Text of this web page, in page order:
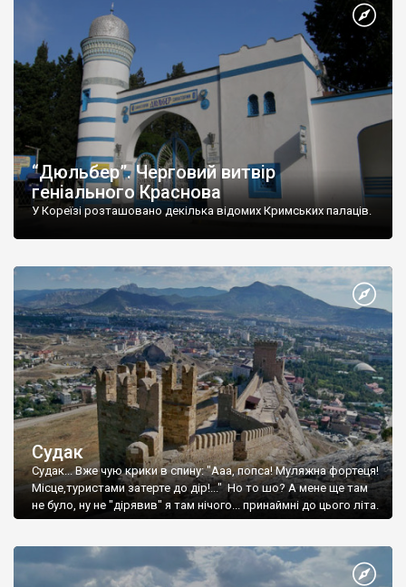
“Дюльбер”. Черговий витвір
геніального Краснова
У Кореїзі розташовано декілька відомих Кримських палаців.
Судак
Судак... Вже чую крики в спину: "Ааа, попса! Муляжна фортеця!
Місце,туристами затерте до дір!..." Но то шо? А мене ще там
не було, ну не "дірявив" я там нічого... принаймні до цього літа.